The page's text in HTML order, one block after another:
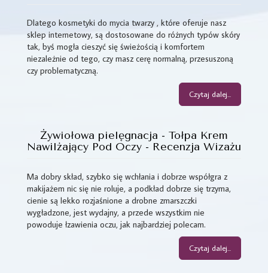
Dlatego kosmetyki do mycia twarzy , które oferuje nasz
sklep internetowy, są dostosowane do różnych typów skóry
tak, byś mogła cieszyć się świeżością i komfortem
niezależnie od tego, czy masz cerę normalną, przesuszoną
czy problematyczną.
Czytaj dalej...
Żywiołowa pielęgnacja - Tołpa Krem
Nawilżający Pod Oczy - Recenzja Wizażu
Ma dobry skład, szybko się wchłania i dobrze współgra z
makijażem nic się nie roluje, a podkład dobrze się trzyma,
cienie są lekko rozjaśnione a drobne zmarszczki
wygładzone, jest wydajny, a przede wszystkim nie
powoduje łzawienia oczu, jak najbardziej polecam.
Czytaj dalej...